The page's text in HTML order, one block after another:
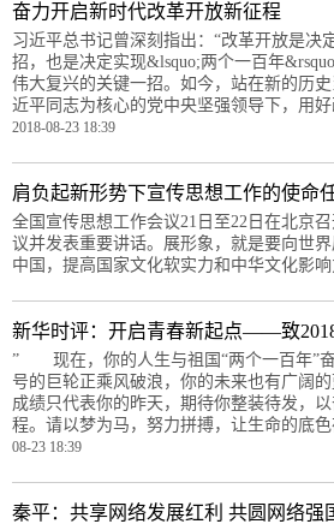
奋力开启新时代改革开放新征程
习近平总书记曾深刻指出：“改革开放是决
招，也是决定实现&lsquo;两个一百年
伟大复兴的关键一招。如今，站在新的历
近平同志为核心的党中央坚强领导下，用好
2018-08-23 18:39
肩负起新形势下宣传思想工作的使命
全国宣传思想工作会议21日至22日在北京
议并发表重要讲话。展形象，就是要向世
中国，提高国家文化软实力和中华文化影响
新华时评：开启青春新起点——致
” 现在，你的人生与祖国“两个一百年”
号的巨轮正乘风破浪，你的未来也有广阔
成绩只代表你的昨天，期待你整装待发，
程。请以梦为马，努力拼搏，让生命的底色
08-23 18:39
秦平：共享网络发展红利 共圆网络强